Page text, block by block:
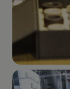
Imagen